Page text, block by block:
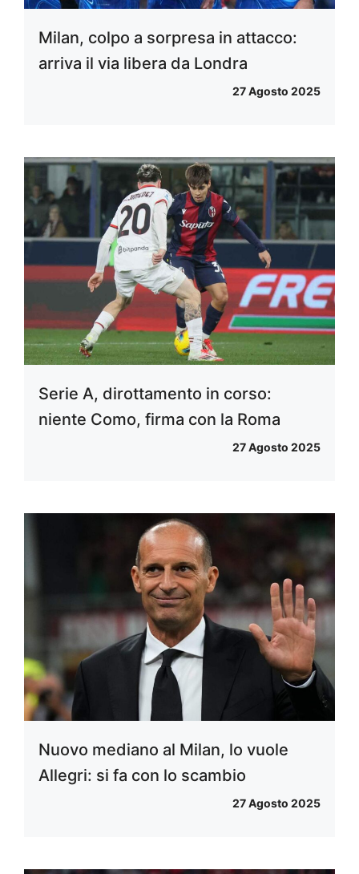
Milan, colpo a sorpresa in attacco:
arriva il via libera da Londra
27 Agosto 2025
Serie A, dirottamento in corso:
niente Como, firma con la Roma
27 Agosto 2025
Nuovo mediano al Milan, lo vuole
Allegri: si fa con lo scambio
27 Agosto 2025